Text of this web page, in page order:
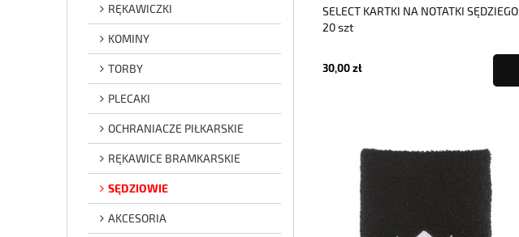
RĘKAWICZKI
KOMINY
TORBY
PLECAKI
OCHRANIACZE PIŁKARSKIE
RĘKAWICE BRAMKARSKIE
SĘDZIOWIE
AKCESORIA
SELECT KARTKI NA NOTATKI SĘDZIEGO
20 szt
30,00 zł